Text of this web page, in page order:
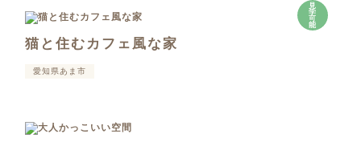
見
学
可
能
猫と住むカフェ風な家
愛知県あま市